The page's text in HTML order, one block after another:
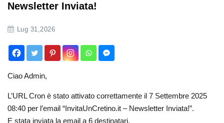
Newsletter Inviata!
Lug 31,2026
Ciao Admin,
L’URL Cron è stato attivato correttamente il 7 Settembre 2025
08:40 per l’email “InvitaUnCretino.it – Newsletter Inviata!”.
E stata inviata la email a 6 destinatari.